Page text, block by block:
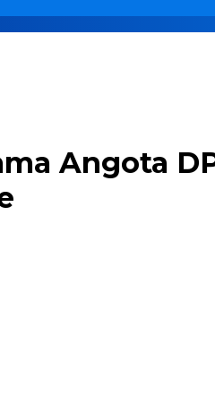
Angota